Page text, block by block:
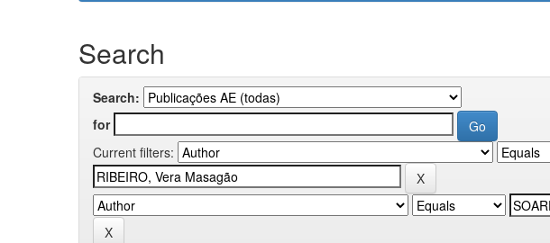
Search
Search:
for
Current filters: